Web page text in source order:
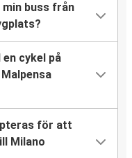
buss från
cykel på
för att
Milano